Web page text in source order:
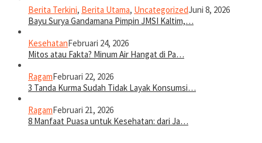
Berita Terkini, Berita Utama, UncategorizedJuni 8, 2026
Bayu Surya Gandamana Pimpin JMSI Kaltim,…
KesehatanFebruari 24, 2026
Mitos atau Fakta? Minum Air Hangat di Pa…
RagamFebruari 22, 2026
3 Tanda Kurma Sudah Tidak Layak Konsumsi…
RagamFebruari 21, 2026
8 Manfaat Puasa untuk Kesehatan: dari Ja…